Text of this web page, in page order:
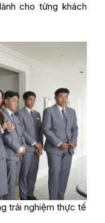
cho từng khách
trải nghiệm thực tế